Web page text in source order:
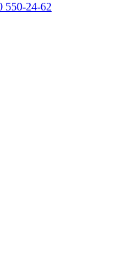
550-24-62